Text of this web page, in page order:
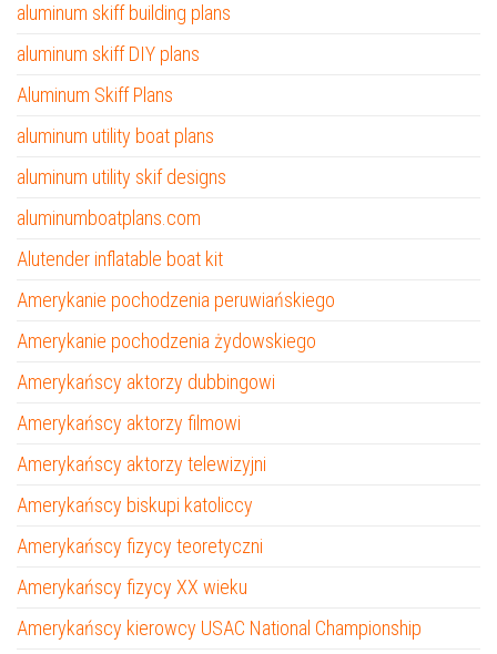
aluminum skiff building plans
aluminum skiff DIY plans
Aluminum Skiff Plans
aluminum utility boat plans
aluminum utility skif designs
aluminumboatplans.com
Alutender inflatable boat kit
Amerykanie pochodzenia peruwiańskiego
Amerykanie pochodzenia żydowskiego
Amerykańscy aktorzy dubbingowi
Amerykańscy aktorzy filmowi
Amerykańscy aktorzy telewizyjni
Amerykańscy biskupi katoliccy
Amerykańscy fizycy teoretyczni
Amerykańscy fizycy XX wieku
Amerykańscy kierowcy USAC National Championship